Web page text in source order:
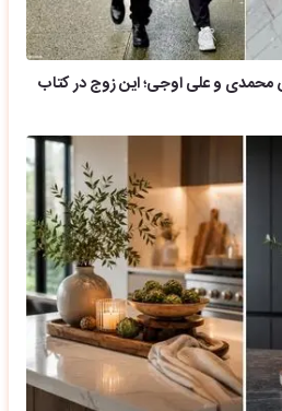
محمدی و علی اوجی؛ این زوج در کتاب